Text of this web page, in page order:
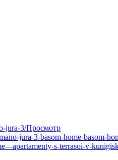
jura-3/Просмотр
jura-3-basom-home-basom-
apartamenty-s-terrasoi-v-